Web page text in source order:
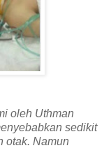
oleh Uthman
sedikit
otak. Namun